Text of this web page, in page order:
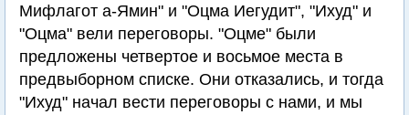
Мифлагот а-Ямин" и "Оцма Иегудит", "Ихуд" и
"Оцма" вели переговоры. "Оцме" были
предложены четвертое и восьмое места в
предвыборном списке. Они отказались, и тогда
"Ихуд" начал вести переговоры с нами, и мы